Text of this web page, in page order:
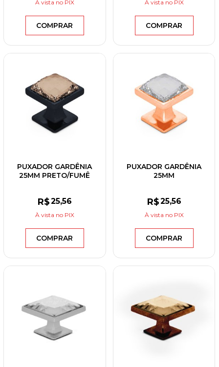
À vista no PIX
COMPRAR
À vista no PIX
COMPRAR
PUXADOR GARDÊNIA
25MM PRETO/FUMÊ
R$25,56
À vista no PIX
COMPRAR
PUXADOR GARDÊNIA
25MM
R$25,56
À vista no PIX
COMPRAR